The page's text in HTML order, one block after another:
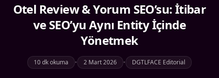
Otel Review & Yorum SEO’su: İtibar
ve SEO’yu Aynı Entity İçinde
Yönetmek
10 dk okuma • 2 Mart 2026 • DGTLFACE Editorial